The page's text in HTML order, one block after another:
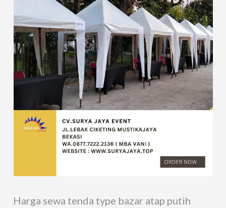
Harga sewa tenda type bazar atap putih